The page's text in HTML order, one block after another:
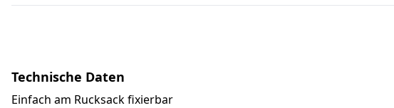
Technische Daten
Einfach am Rucksack fixierbar